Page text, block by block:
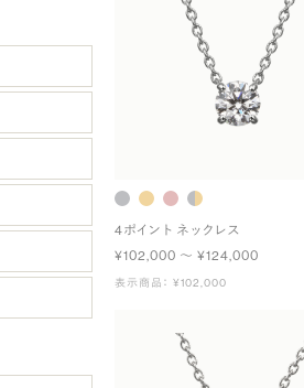
4ポイント ネックレス
¥102,000 〜 ¥124,000
表示商品： ¥102,000